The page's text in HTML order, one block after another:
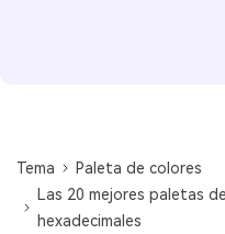
Tema
Paleta de colores
Las 20 mejores paletas
hexadecimales